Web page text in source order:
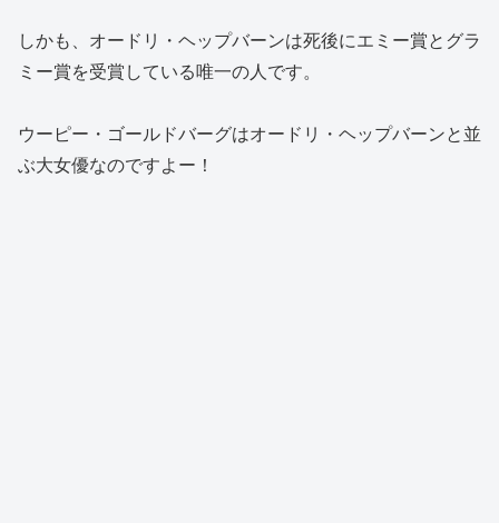
しかも、オードリ・ヘップバーンは死後にエミー賞とグラ
ミー賞を受賞している唯一の人です。
ウーピー・ゴールドバーグはオードリ・ヘップバーンと並
ぶ大女優なのですよー！